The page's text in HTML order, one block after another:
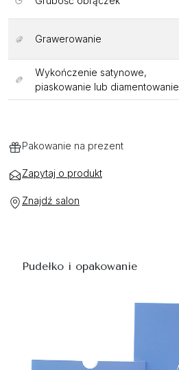
Grawerowanie
Wykończenie satynowe,
piaskowanie lub diamentowanie
Pakowanie na prezent
Zapytaj o produkt
Znajdź salon
Pudełko i opakowanie